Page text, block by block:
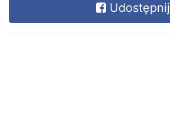
Udostępnij